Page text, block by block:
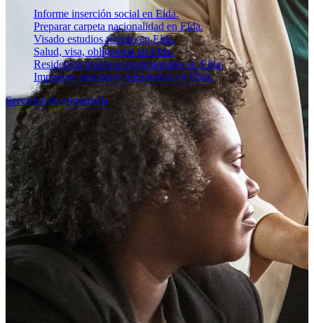
Informe inserción social en Elda.
Preparar carpeta nacionalidad en Elda.
Visado estudios remoto en Elda.
Salud, visa, obligatoria en Elda.
Residencia prácticas profesionales en Elda.
Impugnar sanciones migratorias en Elda.
Servicios de extranjería